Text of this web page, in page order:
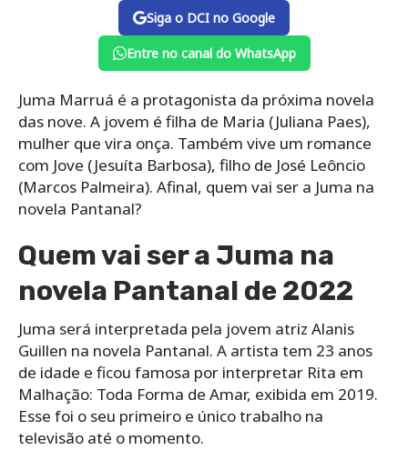
Siga o DCI no Google
Entre no canal do WhatsApp
Juma Marruá é a protagonista da próxima novela
das nove. A jovem é filha de Maria (Juliana Paes),
mulher que vira onça. Também vive um romance
com Jove (Jesuíta Barbosa), filho de José Leôncio
(Marcos Palmeira). Afinal, quem vai ser a Juma na
novela Pantanal?
Quem vai ser a Juma na
novela Pantanal de 2022
Juma será interpretada pela jovem atriz Alanis
Guillen na novela Pantanal. A artista tem 23 anos
de idade e ficou famosa por interpretar Rita em
Malhação: Toda Forma de Amar, exibida em 2019.
Esse foi o seu primeiro e único trabalho na
televisão até o momento.